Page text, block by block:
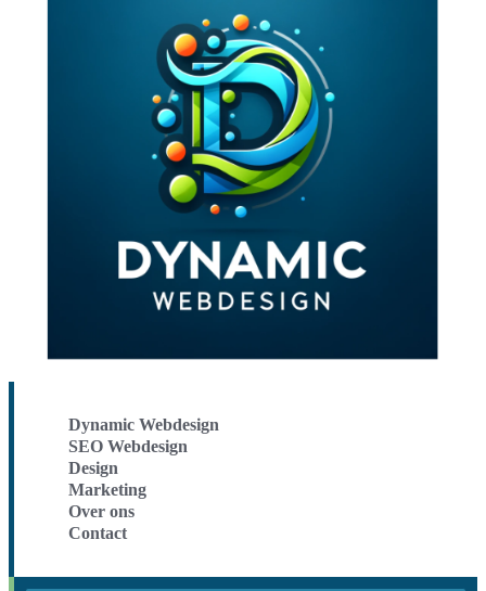
Dynamic Webdesign
SEO Webdesign
Design
Marketing
Over ons
Contact